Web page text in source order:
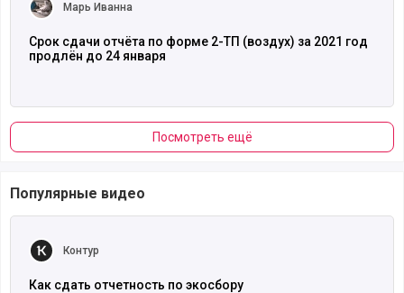
Марь Иванна
Срок сдачи отчёта по форме 2-ТП (воздух) за 2021 год
продлён до 24 января
Посмотреть ещё
Популярные видео
Контур
Как сдать отчетность по экосбору